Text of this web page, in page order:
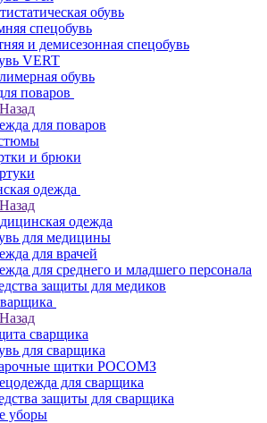
обувь
спецобувь
и демисезонная спецобувь
VERT
обувь
поваров
Назад
для поваров
и брюки
одежда
Назад
одежда
для медицины
для врачей
для среднего и младшего персонала
защиты для медиков
Назад
сварщика
для сварщика
щитки РОСОМЗ
для сварщика
защиты для сварщика
уборы